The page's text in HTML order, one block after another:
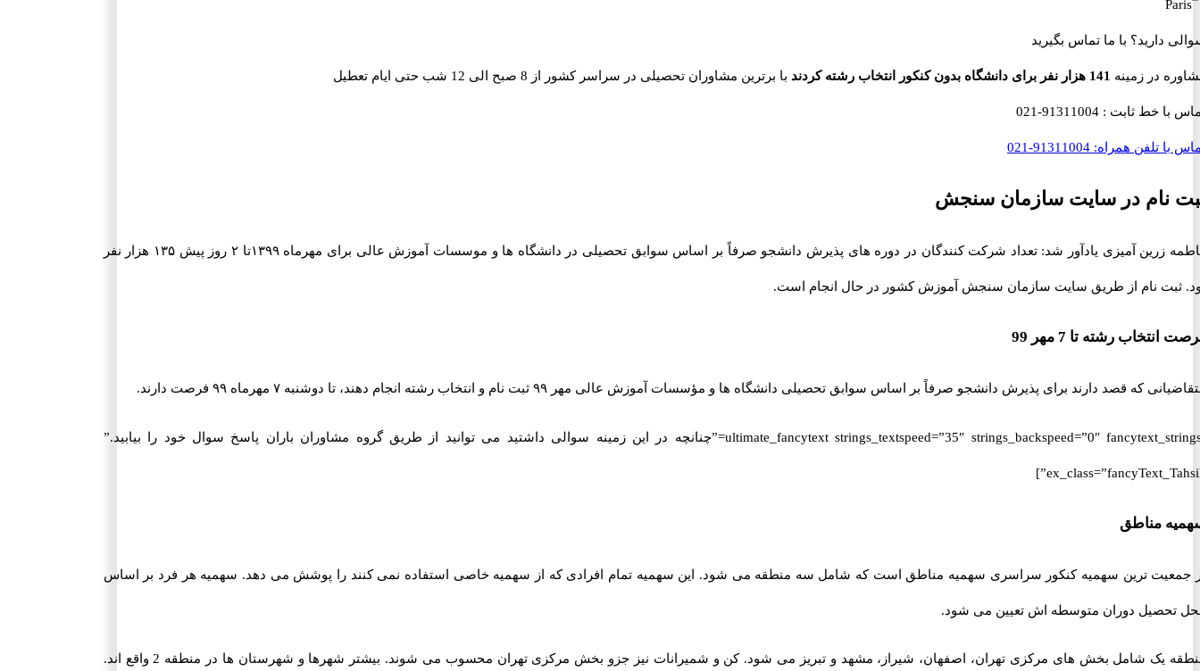
دارید؟ با ما تماس بگیرید
در زمینه 141 هزار نفر برای دانشگاه بدون کنکور انتخاب رشته کردند با برترین مشاوران تحصیلی در سراسر کشور از 8 صبح الی 12 شب حتی ایام تعطیل
با خط ثابت : 91311004-021
با تلفن همراه: 91311004-021
نام در سایت سازمان سنجش
فاطمه زرین آمیزی یادآور شد: تعداد شرکت کنندگان در دوره های پذیرش دانشجو صرفاً بر اساس سوابق تحصیلی در دانشگاه ها و موسسات آموزش عالی برای مهرماه ۱۳۹۹تا ۲ روز پیش ۱۳۵ هزار نفر
ثبت نام از طریق سایت سازمان سنجش آموزش کشور در حال انجام است.
انتخاب رشته تا 7 مهر 99
که قصد دارند برای پذیرش دانشجو صرفاً بر اساس سوابق تحصیلی دانشگاه ها و مؤسسات آموزش عالی مهر ۹۹ ثبت نام و انتخاب رشته انجام دهند، تا دوشنبه ۷ مهرماه ۹۹ فرصت دارند.
[ultimate_fancytext strings_textspeed=”35″ strings_backspeed=”0″ fancytext_strings=”چنانچه در این زمینه سوالی داشتید می توانید از طریق گروه مشاوران باران پاسخ سوال خود را بیابید.”
مناطق
جمعیت ترین سهمیه کنکور سراسری سهمیه مناطق است که شامل سه منطقه می شود. این سهمیه تمام افرادی که از سهمیه خاصی استفاده نمی کنند را پوشش می دهد. سهمیه هر فرد بر اساس
تحصیل دوران متوسطه اش تعیین می شود.
منطقه یک شامل بخش های مرکزی تهران، اصفهان، شیراز، مشهد و تبریز می شود. کن و شمیرانات نیز جزو بخش مرکزی تهران محسوب می شوند. بیشتر شهرها و شهرستان ها در منطقه 2 واقع اند.